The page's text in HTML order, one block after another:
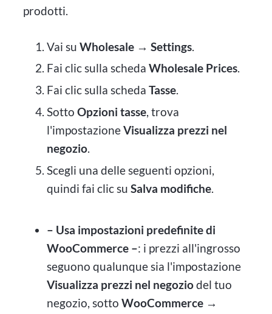
prodotti.
Vai su Wholesale → Settings.
Fai clic sulla scheda Wholesale Prices.
Fai clic sulla scheda Tasse.
Sotto Opzioni tasse, trova
l'impostazioneVisualizza prezzi nel
negozio.
Scegli una delle seguenti opzioni,
quindi fai clic su Salva modifiche.
– Usa impostazioni predefinite di
WooCommerce –: i prezzi all'ingrosso
seguono qualunque sia l'impostazione
Visualizza prezzi nel negoziodel tuo
negozio, sotto WooCommerce →